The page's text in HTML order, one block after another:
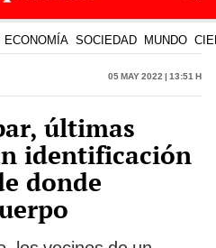
ECONOMÍA SOCIEDAD MUNDO
05 May 2022 | 13:51 h
últimas
identificación
donde